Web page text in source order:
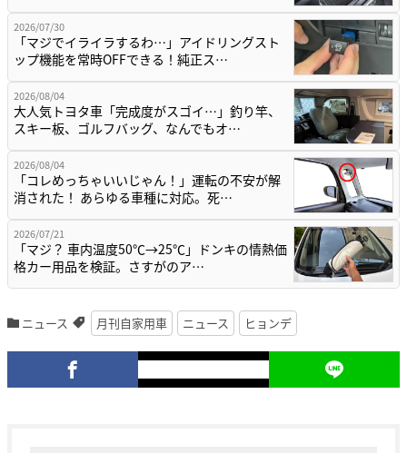
2026/07/30
「マジでイライラするわ…」アイドリングスト
ップ機能を常時OFFできる！純正ス…
2026/08/04
大人気トヨタ車「完成度がスゴイ…」釣り竿、
スキー板、ゴルフバッグ、なんでもオ…
2026/08/04
「コレめっちゃいいじゃん！」運転の不安が解
消された！ あらゆる車種に対応。死…
2026/07/21
「マジ？ 車内温度50℃→25℃」ドンキの情熱価
格カー用品を検証。さすがのア…
ニュース 月刊自家用車 ニュース ヒョンデ